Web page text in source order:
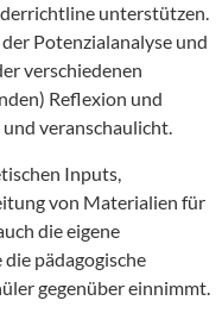
unterstützen.
Potenzialanalyse und
verschiedenen
Reflexion und
veranschaulicht.
Inputs,
von Materialien für
die eigene
pädagogische
gegenüber einnimmt.